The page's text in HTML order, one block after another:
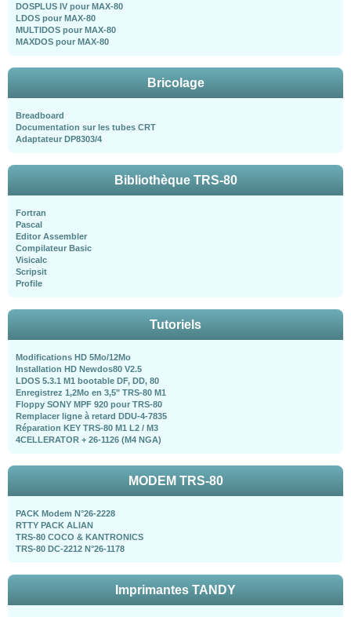
DOSPLUS IV pour MAX-80
LDOS pour MAX-80
MULTIDOS pour MAX-80
MAXDOS pour MAX-80
Bricolage
Breadboard
Documentation sur les tubes CRT
Adaptateur DP8303/4
Bibliothèque TRS-80
Fortran
Pascal
Editor Assembler
Compilateur Basic
Visicalc
Scripsit
Profile
Tutoriels
Modifications HD 5Mo/12Mo
Installation HD Newdos80 V2.5
LDOS 5.3.1 M1 bootable DF, DD, 80
Enregistrez 1,2Mo en 3,5" TRS-80 M1
Floppy SONY MPF 920 pour TRS-80
Remplacer ligne à retard DDU-4-7835
Réparation KEY TRS-80 M1 L2 / M3
4CELLERATOR + 26-1126 (M4 NGA)
MODEM TRS-80
PACK Modem N°26-2228
RTTY PACK ALIAN
TRS-80 COCO & KANTRONICS
TRS-80 DC-2212 N°26-1178
Imprimantes TANDY